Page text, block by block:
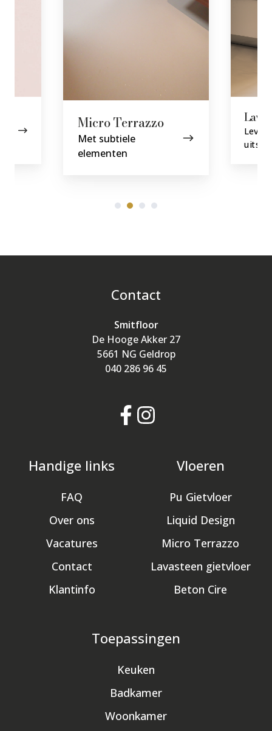
Micro Terrazzo
Met subtiele
elementen
Contact
Smitfloor
De Hooge Akker 27
5661 NG Geldrop
040 286 96 45
Handige links
FAQ
Over ons
Vacatures
Contact
Klantinfo
Vloeren
Pu Gietvloer
Liquid Design
Micro Terrazzo
Lavasteen gietvloer
Beton Cire
Toepassingen
Keuken
Badkamer
Woonkamer